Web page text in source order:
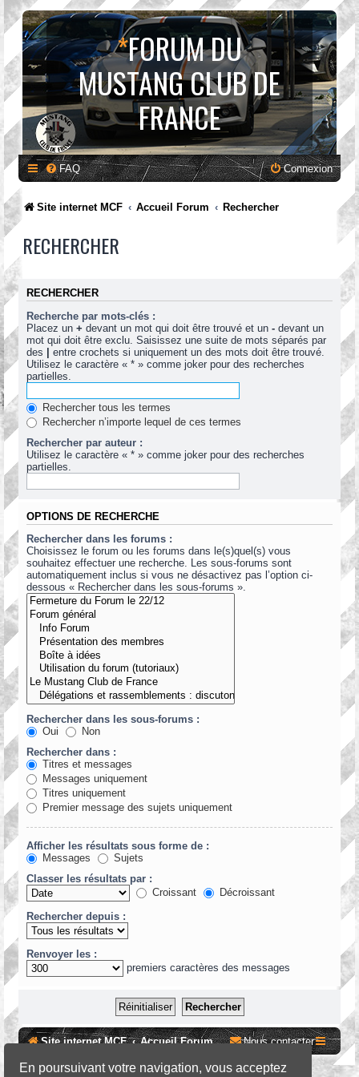
En poursuivant votre navigation, vous acceptez
*FORUM DU
MUSTANG CLUB DE
FRANCE
FAQ Connexion
Site internet MCF Accueil Forum Rechercher
RECHERCHER
RECHERCHER
Recherche par mots-clés :
Placez un + devant un mot qui doit être trouvé et un - devant un
mot qui doit être exclu. Saisissez une suite de mots séparés par
des | entre crochets si uniquement un des mots doit être trouvé.
Utilisez le caractère « * » comme joker pour des recherches
partielles.
Rechercher tous les termes
Rechercher n’importe lequel de ces termes
Rechercher par auteur :
Utilisez le caractère « * » comme joker pour des recherches
partielles.
OPTIONS DE RECHERCHE
Rechercher dans les forums :
Choisissez le forum ou les forums dans le(s)quel(s) vous
souhaitez effectuer une recherche. Les sous-forums sont
automatiquement inclus si vous ne désactivez pas l’option ci-
dessous « Rechercher dans les sous-forums ».
Rechercher dans les sous-forums :
Oui
Non
Rechercher dans :
Titres et messages
Messages uniquement
Titres uniquement
Premier message des sujets uniquement
Afficher les résultats sous forme de :
Messages
Sujets
Classer les résultats par :
Croissant
Décroissant
Rechercher depuis :
Renvoyer les :
premiers caractères des messages
Site internet MCF Accueil Forum Nous contacter